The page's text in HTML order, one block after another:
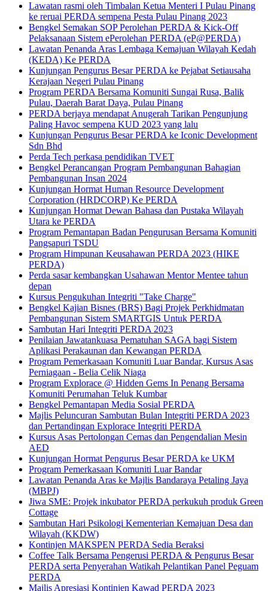
Lawatan rasmi oleh Timbalan Ketua Menteri I Pulau Pinang
ke reruai PERDA sempena Pesta Pulau Pinang 2023
Bengkel Semakan SOP Perolehan PERDA & Kick-Off
Pelaksanaan Sistem ePerolehan PERDA (eP@PERDA)
Lawatan Penanda Aras Lembaga Kemajuan Wilayah Kedah
(KEDA) Ke PERDA
Kunjungan Pengurus Besar PERDA ke Pejabat Setiausaha
Kerajaan Negeri Pulau Pinang
Program PERDA Bersama Komuniti Sungai Rusa, Balik
Pulau, Daerah Barat Daya, Pulau Pinang
PERDA berjaya mendapat Anugerah Tarikan Pengunjung
Paling Havoc sempena KUD 2023 yang lalu
Kunjungan Pengurus Besar PERDA ke Iconic Development
Sdn Bhd
Perda Tech perkasa pendidikan TVET
Bengkel Perancangan Program Pembangunan Bahagian
Pembangunan Insan 2024
Kunjungan Hormat Human Resource Development
Corporation (HRDCORP) Ke PERDA
Kunjungan Hormat Dewan Bahasa dan Pustaka Wilayah
Utara ke PERDA
Program Pemantapan Badan Pengurusan Bersama Komuniti
Pangsapuri TSDU
Program Himpunan Keusahawan PERDA 2023 (HIKE
PERDA)
Perda sasar kembangkan Usahawan Mentor Mentee tahun
depan
Kursus Pengukuhan Integriti "Take Charge"
Bengkel Kajian Bisnes (BRS) Bagi Projek Perkhidmatan
Pembangunan Sistem SMARTGIS Untuk PERDA
Sambutan Hari Integriti PERDA 2023
Penilaian Jawatankuasa Pematuhan SAGA bagi Sistem
Aplikasi Perakaunan dan Kewangan PERDA
Program Pemerkasaan Komuniti Luar Bandar, Kursus Asas
Perniagaan - Belia Celik Niaga
Program Explorace @ Hidden Gems In Penang Bersama
Komuniti Perumahan Teluk Kumbar
Bengkel Pemantapan Media Sosial PERDA
Majlis Peluncuran Sambutan Bulan Integriti PERDA 2023
dan Pertandingan Explorace Integriti PERDA
Kursus Asas Pertolongan Cemas dan Pengendalian Mesin
AED
Kunjungan Hormat Pengurus Besar PERDA ke UKM
Program Pemerkasaan Komuniti Luar Bandar
Lawatan Penanda Aras ke Majlis Bandaraya Petaling Jaya
(MBPJ)
Jiwa SME: Projek inkubator PERDA perkukuh produk Green
Cottage
Sambutan Hari Psikologi Kementerian Kemajuan Desa dan
Wilayah (KKDW)
Kontinjen MAKSPEN PERDA Sedia Beraksi
Coffee Talk Bersama Pengerusi PERDA & Pengurus Besar
PERDA serta Penyerahan Watikah Pelantikan Panel Peguam
PERDA
Majlis Apresiasi Kontinjen Kawad PERDA 2023